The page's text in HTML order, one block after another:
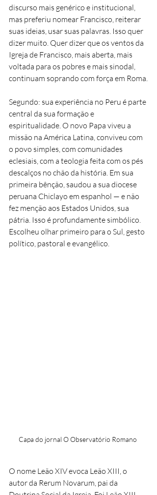
discurso mais genérico e institucional,
mas preferiu nomear Francisco, reiterar
suas ideias, usar suas palavras. Isso quer
dizer muito. Quer dizer que os ventos da
Igreja de Francisco, mais aberta, mais
voltada para os pobres e mais sinodal,
continuam soprando com força em Roma.
Segundo: sua experiência no Peru é parte
central da sua formação e
espiritualidade. O novo Papa viveu a
missão na América Latina, conviveu com
o povo simples, com comunidades
eclesiais, com a teologia feita com os pés
descalços no chão da história. Em sua
primeira bênção, saudou a sua diocese
peruana Chiclayo em espanhol — e não
fez menção aos Estados Unidos, sua
pátria. Isso é profundamente simbólico.
Escolheu olhar primeiro para o Sul, gesto
político, pastoral e evangélico.
Capa do jornal O Observatório Romano
O nome Leão XIV evoca Leão XIII, o
autor da Rerum Novarum, pai da